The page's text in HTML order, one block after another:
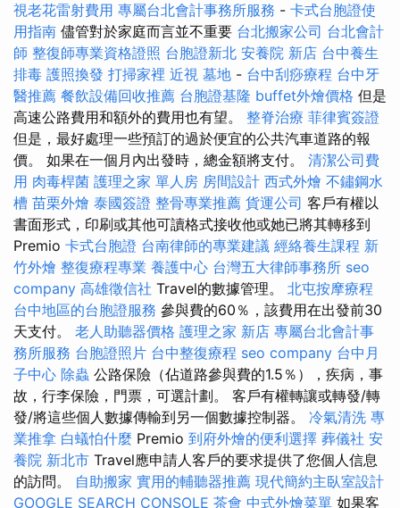
視老花雷射費用 專屬台北會計事務所服務 - 卡式台胞證使
用指南 儘管對於家庭而言並不重要 台北搬家公司 台北會計
師 整復師專業資格證照 台胞證新北 安養院 新店 台中養生
排毒 護照換發 打掃家裡 近視 墓地 - 台中刮痧療程 台中牙
醫推薦 餐飲設備回收推薦 台胞證基隆 buffet外燴價格 但是
高速公路費用和額外的費用也有望。 整脊治療 菲律賓簽證
但是，最好處理一些預訂的過於便宜的公共汽車道路的報
價。 如果在一個月內出發時，總金額將支付。 清潔公司費
用 肉毒桿菌 護理之家 單人房 房間設計 西式外燴 不鏽鋼水
槽 苗栗外燴 泰國簽證 整骨專業推薦 貨運公司 客戶有權以
書面形式，印刷或其他可讀格式接收他或她已將其轉移到
Premio 卡式台胞證 台南律師的專業建議 經絡養生課程 新
竹外燴 整復療程專業 養護中心 台灣五大律師事務所 seo
company 高雄徵信社 Travel的數據管理。 北屯按摩療程
台中地區的台胞證服務 參與費的60％，該費用在出發前30
天支付。 老人助聽器價格 護理之家 新店 專屬台北會計事
務所服務 台胞證照片 台中整復療程 seo company 台中月
子中心 除蟲 公路保險（佔道路參與費的1.5％），疾病，事
故，行李保險，門票，可選計劃。 客戶有權轉讓或轉發/轉
發/將這些個人數據傳輸到另一個數據控制器。 冷氣清洗 專
業推拿 白蟻怕什麼 Premio 到府外燴的便利選擇 葬儀社 安
養院 新北市 Travel應申請人客戶的要求提供了您個人信息
的訪問。 自助搬家 實用的輔聽器推薦 現代簡約主臥室設計
GOOGLE SEARCH CONSOLE 茶會 中式外燴菜單 如果客